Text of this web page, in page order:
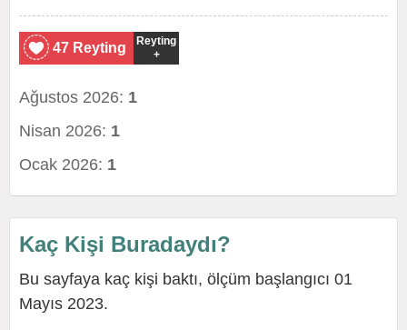
47 Reyting
Reyting
+
Ağustos 2026: 1
Nisan 2026: 1
Ocak 2026: 1
Kaç Kişi Buradaydı?
Bu sayfaya kaç kişi baktı, ölçüm başlangıcı 01
Mayıs 2023.